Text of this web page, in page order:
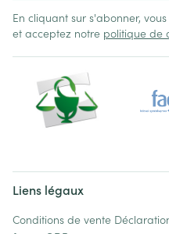
En cliquant sur s'abonner,
et acceptez notre politique de
Liens légaux
Conditions de vente